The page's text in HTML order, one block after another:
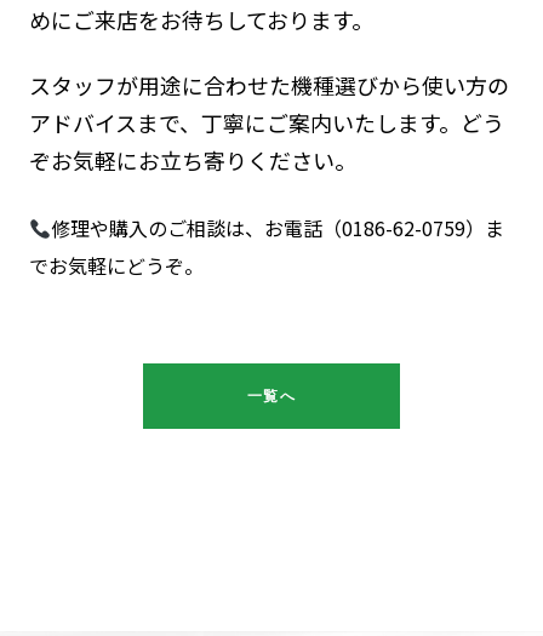
めにご来店をお待ちしております。
スタッフが用途に合わせた機種選びから使い方の
アドバイスまで、丁寧にご案内いたします。どう
ぞお気軽にお立ち寄りください。
修理や購入のご相談は、お電話（0186-62-0759）ま
でお気軽にどうぞ。
一覧へ